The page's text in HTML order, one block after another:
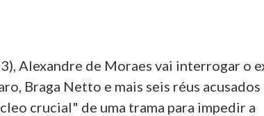
Alexandre de Moraes vai interrogar o
Braga Netto e mais seis réus acusados
crucial" de uma trama para impedir a